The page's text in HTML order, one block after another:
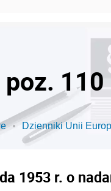
110
Dzienniki Unii
1953 r. o